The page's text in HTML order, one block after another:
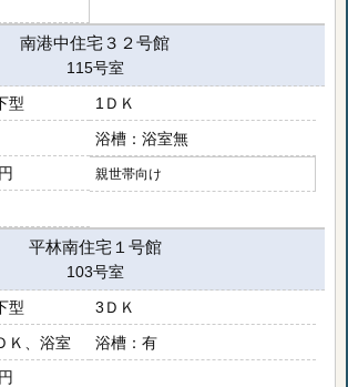
南港中住宅３２号館
115号室
型
1ＤＫ
浴室無
親世帯向け
平林南住宅１号館
103号室
型
3ＤＫ
Ｋ、浴室
有